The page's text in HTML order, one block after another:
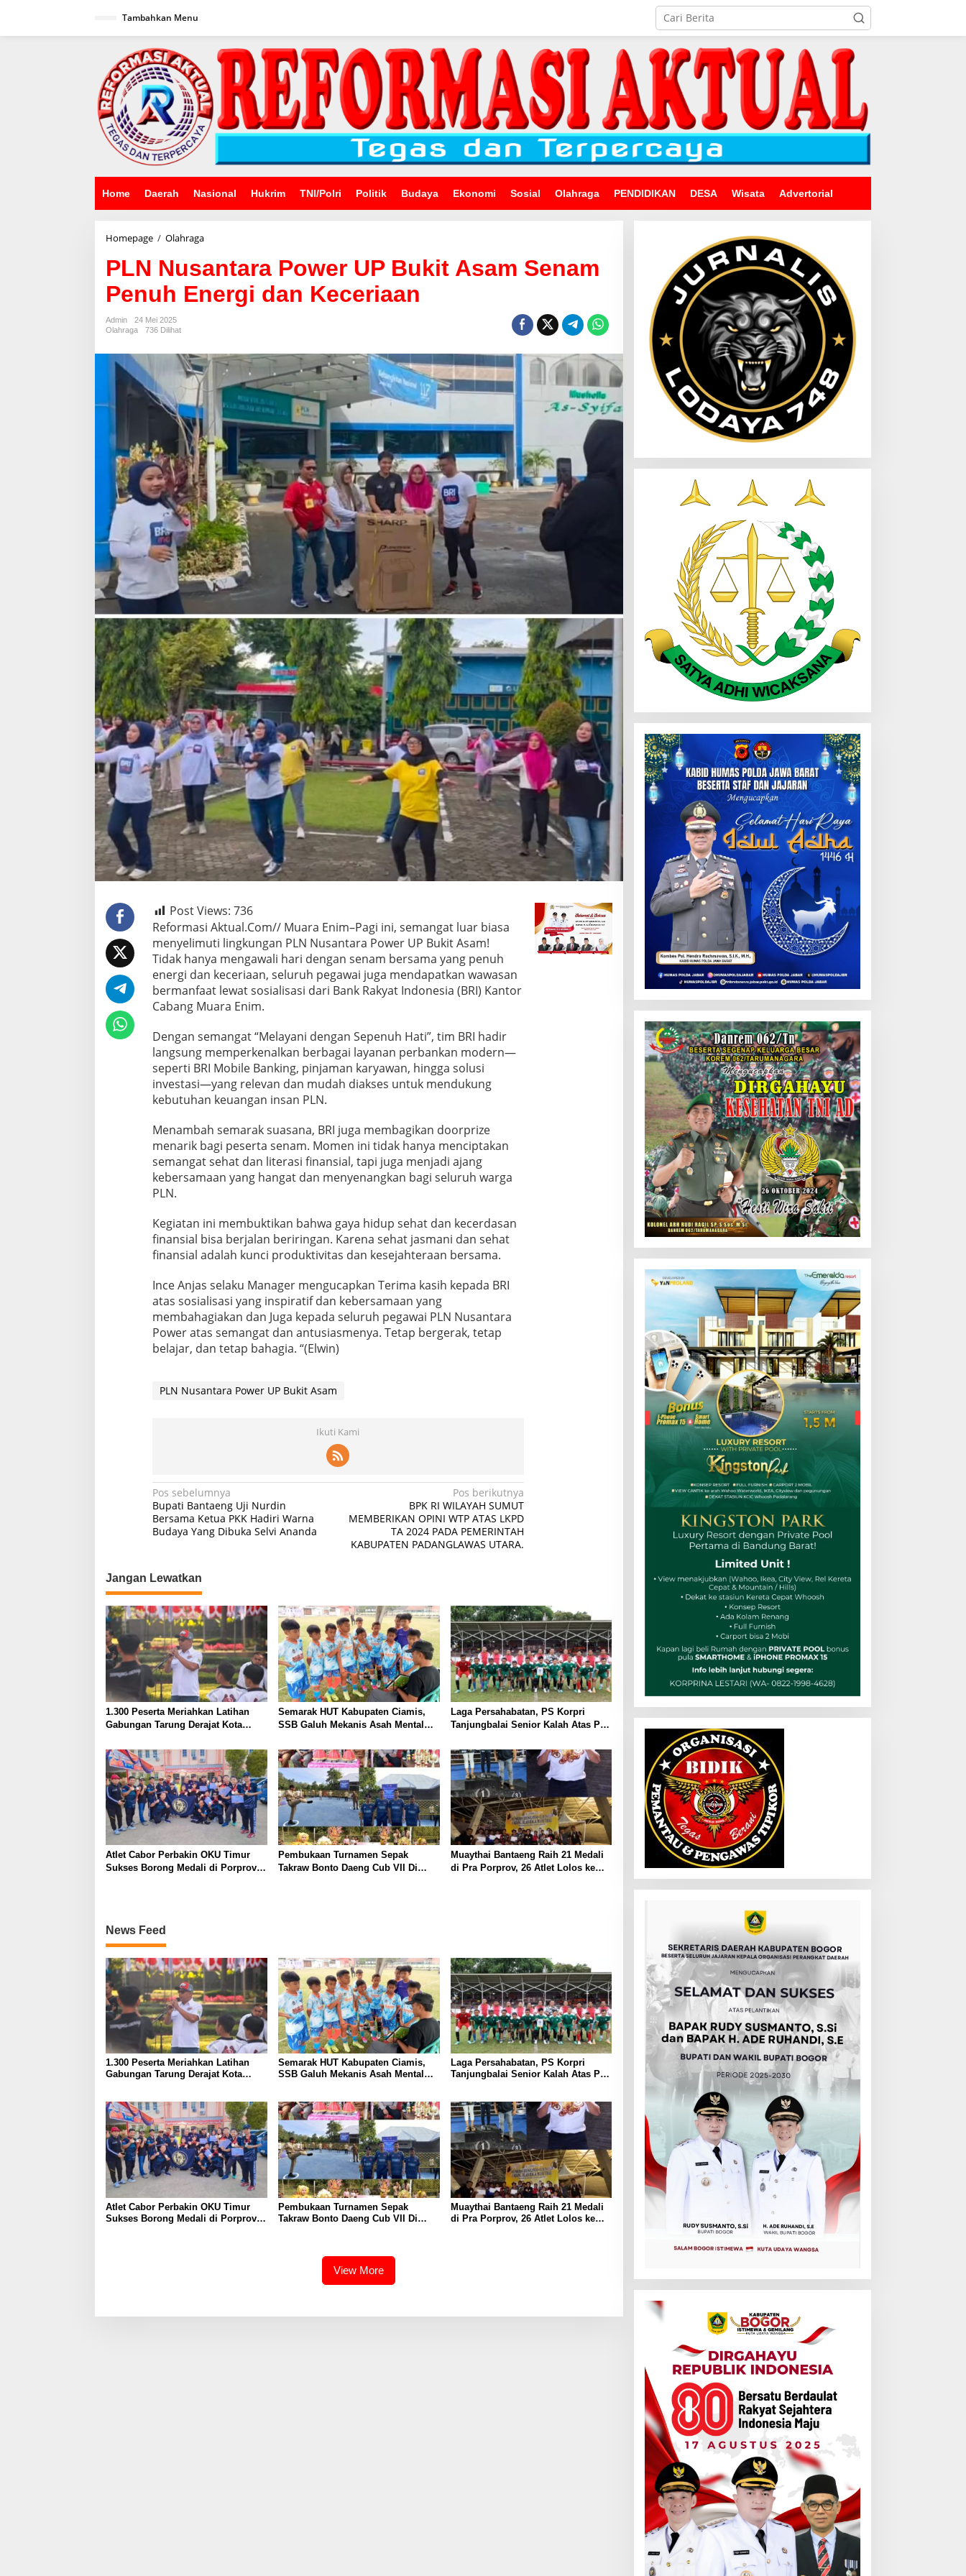
Tambahkan Menu
Home Daerah Nasional Hukrim TNI/Polri Politik Budaya Ekonomi Sosial Olahraga PENDIDIKAN DESA Wisata Advertorial
Homepage / OlahragaPLN
Power
UP
Bukit
Asam
dan
Keceriaan
PLN Nusantara Power UP Bukit Asam Senam
Penuh Energi dan Keceriaan
Admin
24 Mei 2025
Olahraga
736 Dilihat
Post Views: 736
Reformasi Aktual.Com// Muara Enim–Pagi ini, semangat luar biasa
menyelimuti lingkungan PLN Nusantara Power UP Bukit Asam!
Tidak hanya mengawali hari dengan senam bersama yang penuh
energi dan keceriaan, seluruh pegawai juga mendapatkan wawasan
bermanfaat lewat sosialisasi dari Bank Rakyat Indonesia (BRI) Kantor
Cabang Muara Enim.
Dengan semangat “Melayani dengan Sepenuh Hati”, tim BRI hadir
langsung memperkenalkan berbagai layanan perbankan modern—
seperti BRI Mobile Banking, pinjaman karyawan, hingga solusi
investasi—yang relevan dan mudah diakses untuk mendukung
kebutuhan keuangan insan PLN.
Menambah semarak suasana, BRI juga membagikan doorprize
menarik bagi peserta senam. Momen ini tidak hanya menciptakan
semangat sehat dan literasi finansial, tapi juga menjadi ajang
kebersamaan yang hangat dan menyenangkan bagi seluruh warga
PLN.
Kegiatan ini membuktikan bahwa gaya hidup sehat dan kecerdasan
finansial bisa berjalan beriringan. Karena sehat jasmani dan sehat
finansial adalah kunci produktivitas dan kesejahteraan bersama.
Ince Anjas selaku Manager mengucapkan Terima kasih kepada BRI
atas sosialisasi yang inspiratif dan kebersamaan yang
membahagiakan dan Juga kepada seluruh pegawai PLN Nusantara
Power atas semangat dan antusiasmenya. Tetap bergerak, tetap
belajar, dan tetap bahagia. “(Elwin)
PLN Nusantara Power UP Bukit Asam
Ikuti Kami
Navigasi
pos
Pos sebelumnya
Bupati Bantaeng Uji Nurdin
Bersama Ketua PKK Hadiri Warna
Budaya Yang Dibuka Selvi Ananda
Pos berikutnya
BPK RI WILAYAH SUMUT
MEMBERIKAN OPINI WTP ATAS LKPD
TA 2024 PADA PEMERINTAH
KABUPATEN PADANGLAWAS UTARA.
Jangan Lewatkan
1.300 Peserta Meriahkan Latihan
Gabungan Tarung Derajat Kota
Kejurnas
Semarak HUT Kabupaten Ciamis,
SSB Galuh Mekanis Asah Mental
Laga Persahabatan, PS Korpri
Tanjungbalai Senior Kalah Atas PS
Junior di Menangkan PS Korpri
Tanjungbalai dengan Skor 1-0
Atlet Cabor Perbakin OKU Timur
Sukses Borong Medali di Porprov
Pembukaan Turnamen Sepak
Takraw Bonto Daeng Cub VII Di
Muaythai Bantaeng Raih 21 Medali
di Pra Porprov, 26 Atlet Lolos ke
News Feed
1.300 Peserta Meriahkan Latihan
Gabungan Tarung Derajat Kota
Semarak HUT Kabupaten Ciamis,
SSB Galuh Mekanis Asah Mental
Laga Persahabatan, PS Korpri
Tanjungbalai Senior Kalah Atas PS
Tanjungbalai dengan Skor 1-0
Atlet Cabor Perbakin OKU Timur
Sukses Borong Medali di Porprov
Pembukaan Turnamen Sepak
Takraw Bonto Daeng Cub VII Di
Muaythai Bantaeng Raih 21 Medali
di Pra Porprov, 26 Atlet Lolos ke
View More